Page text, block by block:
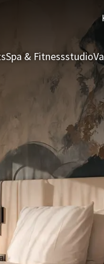
Spa & Fitnessstudio